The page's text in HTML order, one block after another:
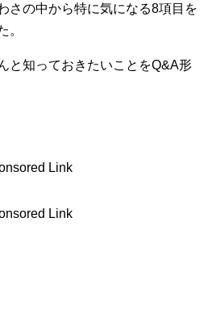
さの中から特に気になる8項目を
。
と知っておきたいことをQ&A形
Link
Link